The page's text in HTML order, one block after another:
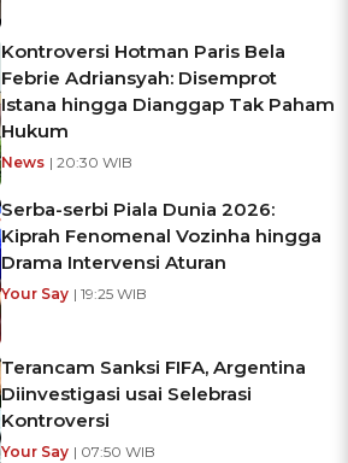
Kontroversi Hotman Paris Bela
Febrie Adriansyah: Disemprot
Istana hingga Dianggap Tak Paham
Hukum
News | 20:30 WIB
Serba-serbi Piala Dunia 2026:
Kiprah Fenomenal Vozinha hingga
Drama Intervensi Aturan
Your Say | 19:25 WIB
Terancam Sanksi FIFA, Argentina
Diinvestigasi usai Selebrasi
Kontroversi
Your Say | 07:50 WIB